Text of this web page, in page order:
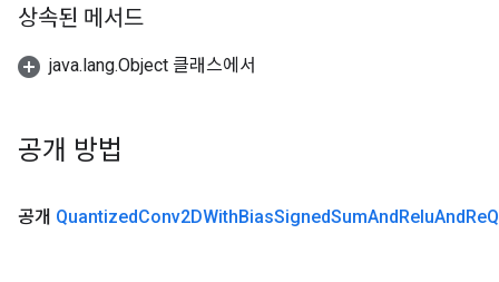
상속된 메서드
java.lang.Object 클래스에서
공개 방법
공개 QuantizedConv2DWithBiasSignedSumAndReluAndRe